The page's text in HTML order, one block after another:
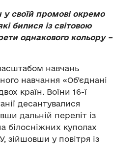
своїй промові окремо
билися із світовою
однакового кольору –
навчань
навчання «Об’єднані
країн. Воїни 16-ї
десантувалися
дальній переліт із
білосніжних куполах
зійшовши у повітря із